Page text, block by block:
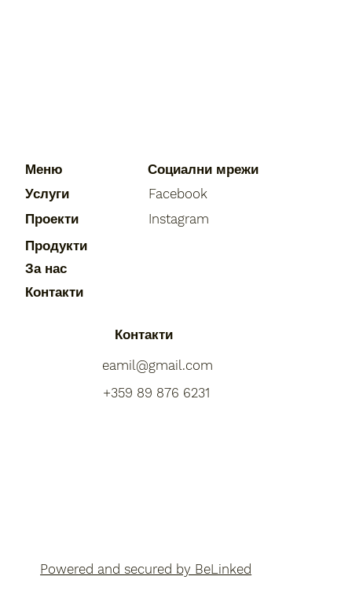
Powered and secured by BeLinked
Меню
Услуги
Проекти
Продукти
За нас
Контакти
Контакти
eamil@gmail.com
+359 89 876 6231
Социални мрежи
Facebook
Instagram